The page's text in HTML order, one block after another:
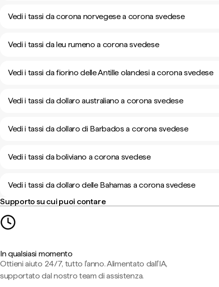
Vedi i tassi da corona norvegese a corona svedese
Vedi i tassi da leu rumeno a corona svedese
Vedi i tassi da fiorino delle Antille olandesi a corona svedese
Vedi i tassi da dollaro australiano a corona svedese
Vedi i tassi da dollaro di Barbados a corona svedese
Vedi i tassi da boliviano a corona svedese
Vedi i tassi da dollaro delle Bahamas a corona svedese
Supporto su cui puoi contare
In qualsiasi momento
Ottieni aiuto 24/7, tutto l'anno. Alimentato dall'IA,
supportato dal nostro team di assistenza.